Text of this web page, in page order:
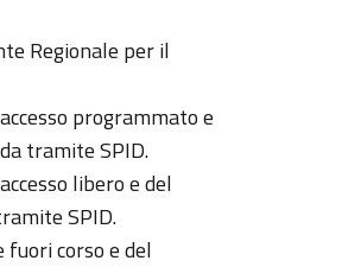
Regionale per il
programmato e
tramite SPID.
libero e del
SPID.
fuori corso e del